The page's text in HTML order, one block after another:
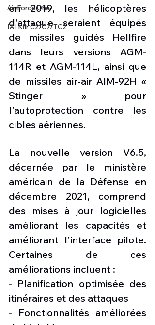
Air Force One
IAI Kfir C2/C7/TC2
en 2019, les hélicoptères
d'attaque seraient équipés
de missiles guidés Hellfire
dans leurs versions AGM-
114R et AGM-114L, ainsi que
de missiles air-air AIM-92H «
Stinger » pour
l'autoprotection contre les
cibles aériennes.
La nouvelle version V6.5,
décernée par le ministère
américain de la Défense en
décembre 2021, comprend
des mises à jour logicielles
améliorant les capacités et
améliorant l'interface pilote.
Certaines de ces
améliorations incluent :
- Planification optimisée des
itinéraires et des attaques
- Fonctionnalités améliorées